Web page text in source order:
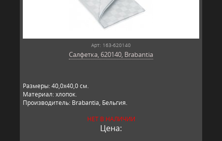
Арт: 163-620140
Салфетка, 620140, Brabantia
Размеры: 40,0х40,0 см.
Материал: хлопок.
Производитель: Brabantia, Бельгия.
НЕТ В НАЛИЧИИ
Цена: